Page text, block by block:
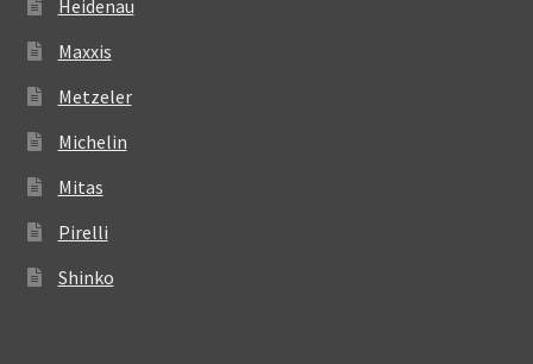
Heidenau
Maxxis
Metzeler
Michelin
Mitas
Pirelli
Shinko